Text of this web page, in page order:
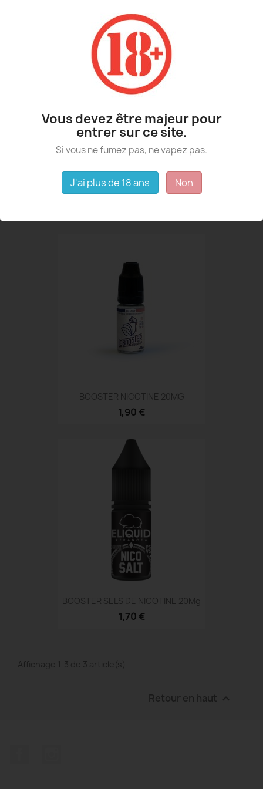
Affichage 1-3 de 3 article(s)
BOOSTER NICOTINE BOCALINDA...
BOOSTER NICOTINE 20MG
1,90 €
BOOSTER SELS DE NICOTINE 20Mg
1,70 €
Affichage 1-3 de 3 article(s)
Retour en haut 
Vous devez être majeur pour
entrer sur ce site.
Si vous ne fumez pas, ne vapez pas.
J'ai plus de 18 ans Non